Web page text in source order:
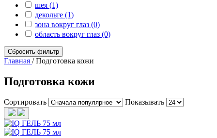
шея (1)
декольте (1)
зона вокруг глаз (0)
область вокруг глаз (0)
Сбросить фильтр
Главная /Подготовка кожи
Подготовка кожи
Сортировать Показывать